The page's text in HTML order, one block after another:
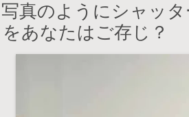
真のようにシャッ
あなたはご存じ？